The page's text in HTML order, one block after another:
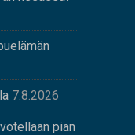
7.8.2026
pian